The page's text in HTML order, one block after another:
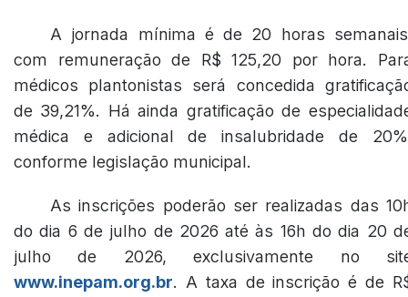
A jornada mínima é de 20 horas
com remuneração de R$ 125,20 por hora.
médicos plantonistas será concedida
de 39,21%. Há ainda gratificação de
médica e adicional de insalubridade de
conforme legislação municipal.
As inscrições poderão ser realizadas das
do dia 6 de julho de 2026 até às 16h do dia 20
julho de 2026, exclusivamente no
www.inepam.org.br. A taxa de inscrição é de